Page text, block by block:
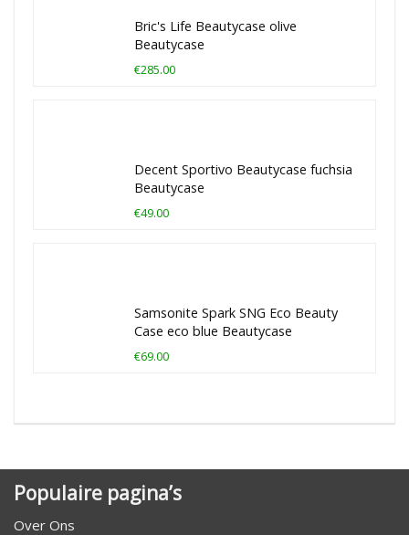
Bric's Life Beautycase olive
Beautycase
€285.00
Decent Sportivo Beautycase fuchsia
Beautycase
€49.00
Samsonite Spark SNG Eco Beauty
Case eco blue Beautycase
€69.00
Populaire pagina’s
Over Ons